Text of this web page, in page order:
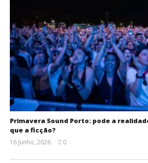
Primavera Sound Porto: pode a
que a ficção?
16 Junho, 2026
Ventura
0